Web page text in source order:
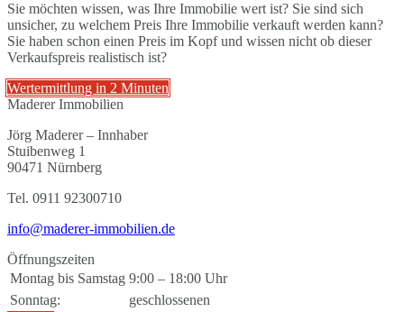
Sie möchten wissen, was Ihre Immobilie wert ist? Sie sind sich
unsicher, zu welchem Preis Ihre Immobilie verkauft werden kann?
Sie haben schon einen Preis im Kopf und wissen nicht ob dieser
Verkaufspreis realistisch ist?
Wertermittlung in 2 Minuten
Maderer Immobilien
Jörg Maderer – Innhaber
Stuibenweg 1
90471 Nürnberg
Tel. 0911 92300710
info@maderer-immobilien.de
Öffnungszeiten
Montag bis Samstag 9:00 – 18:00 Uhr
Sonntag:
geschlossenen